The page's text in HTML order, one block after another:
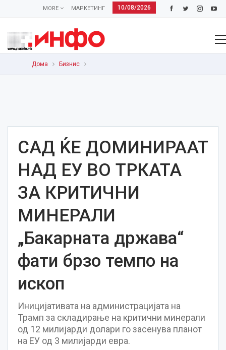
10/08/2026
МАРКЕТИНГ
MORE
Дома Бизнис
САД ЌЕ ДОМИНИРААТ
НАД ЕУ ВО ТРКАТА
ЗА КРИТИЧНИ
МИНЕРАЛИ
„Бакарната држава“
фати брзо темпо на
ископ
Иницијативата на администрацијата на
Трамп за складирање на критични минерали
од 12 милијарди долари го засенува планот
на ЕУ од 3 милијарди евра.